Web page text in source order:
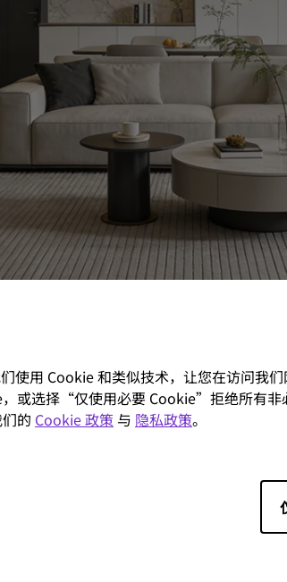
使用 Cookie 和类似技术，让您在访问我
或选择“仅使用必要 Cookie”拒绝所有非
的 Cookie 政策 与 隐私政策。
准吗？
+ 立体光源分布”的方式解决这个问题。
室实测数据】：
读写作业台灯性能要求》对阅读照明的要
+ 柔和” 的系统级照明，无论是作为客